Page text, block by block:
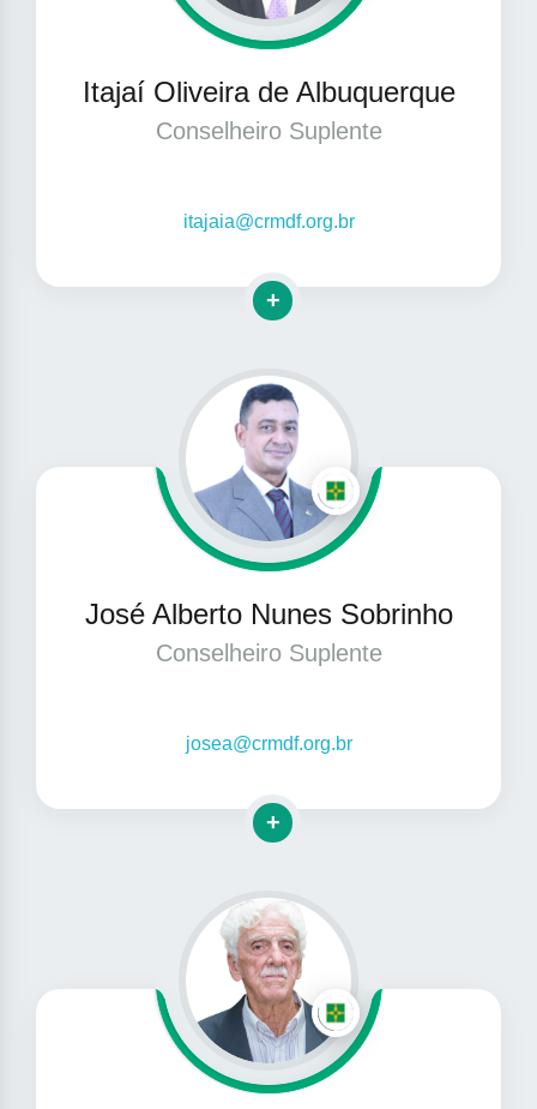
Itajaí Oliveira de Albuquerque
Conselheiro Suplente
itajaia@crmdf.org.br
Clique para mais informações
José Alberto Nunes Sobrinho
Conselheiro Suplente
josea@crmdf.org.br
Clique para mais informações